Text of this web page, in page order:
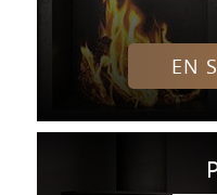
EN